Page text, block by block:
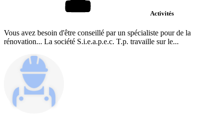
Activités
Vous avez besoin d'être conseillé par un spécialiste pour de la
rénovation... La société S.i.e.a.p.e.c. T.p. travaille sur le...